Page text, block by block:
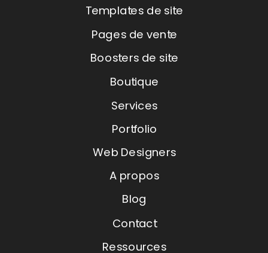
Templates de site
Pages de vente
Boosters de site
Boutique
Services
Portfolio
Web Designers
Blog
Contact
Ressources
A propos